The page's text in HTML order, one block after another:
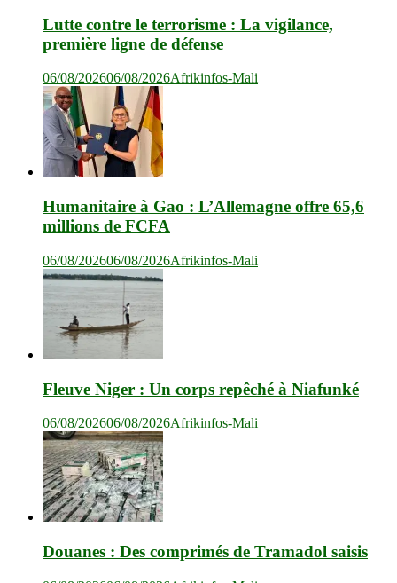
Lutte contre le terrorisme : La vigilance,
première ligne de défense
06/08/202606/08/2026Afrikinfos-Mali
Humanitaire à Gao : L’Allemagne offre 65,6
millions de FCFA
06/08/202606/08/2026Afrikinfos-Mali
Fleuve Niger : Un corps repêché à Niafunké
06/08/202606/08/2026Afrikinfos-Mali
Douanes : Des comprimés de Tramadol saisis